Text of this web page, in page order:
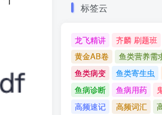
标签云
龙飞精讲 齐麟 刷题班
黄金AB卷
鱼类营养需
鱼类病变
鱼类寄生虫
鱼病诊断
鱼病用药
高频速记
高频词汇